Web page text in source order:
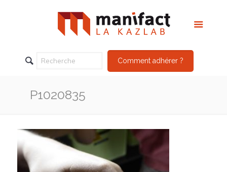
Comment adhérer ?
P1020835